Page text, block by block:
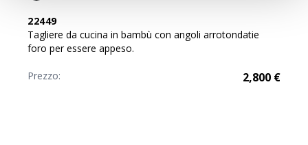
22449
Tagliere da cucina in bambù con angoli arrotondatie
foro per essere appeso.
Prezzo: 2,800 €